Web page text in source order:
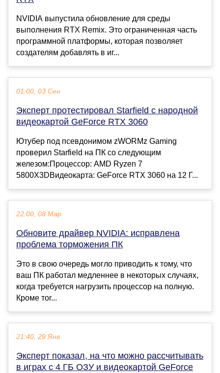
NVIDIA выпустила обновление для среды
выполнения RTX Remix. Это ограниченная часть
программной платформы, которая позволяет
создателям добавлять в иг...
01:00, 03 Сен
Эксперт протестировал Starfield с народной
видеокартой GeForce RTX 3060
Ютубер под псевдонимом zWORMz Gaming
проверил Starfield на ПК со следующим
железом:Процессор: AMD Ryzen 7
5800X3DВидеокарта: GeForce RTX 3060 на 12 Г...
22:00, 08 Мар
Обновите драйвер NVIDIA: исправлена
проблема торможения ПК
Это в свою очередь могло приводить к тому, что
ваш ПК работал медленнее в некоторых случаях,
когда требуется нагрузить процессор на полную.
Кроме тог...
21:40, 29 Янв
Эксперт показал, на что можно рассчитывать
в играх с 4 ГБ ОЗУ и видеокартой GeForce